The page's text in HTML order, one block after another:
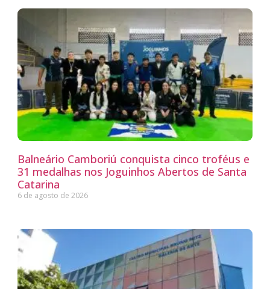
Balneário Camboriú conquista cinco troféus e
31 medalhas nos Joguinhos Abertos de Santa
Catarina
6 de agosto de 2026